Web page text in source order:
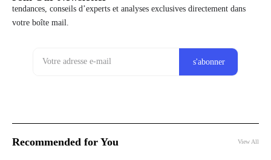
tendances, conseils d’experts et analyses exclusives directement dans
votre boîte mail.
Recommended for You View All